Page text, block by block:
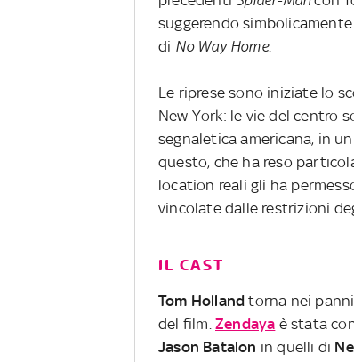
suggerendo
di No Way Home.
Le riprese sono iniziate lo
New York: le vie del centro
segnaletica americana, in
questo, che ha reso
location reali gli ha
vincolate dalle restrizioni
IL CAST
Tom Holland torna nei
del film. Zendaya è stata
Jason Batalon in quelli di